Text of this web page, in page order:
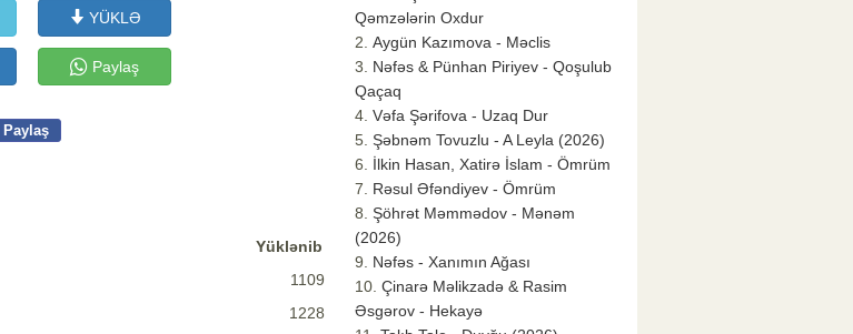
YÜKLƏ
Paylaş
Paylaş
Yüklənib
1109
1228
Qəmzələrin Oxdur
Aygün Kazımova - Məclis
Nəfəs & Pünhan Piriyev - Qoşulub
Qaçaq
Vəfa Şərifova - Uzaq Dur
Şəbnəm Tovuzlu - A Leyla (2026)
İlkin Hasan, Xatirə İslam - Ömrüm
Rəsul Əfəndiyev - Ömrüm
Şöhrət Məmmədov - Mənəm
(2026)
Nəfəs - Xanımın Ağası
Çinarə Məlikzadə & Rasim
Əsgərov - Hekayə